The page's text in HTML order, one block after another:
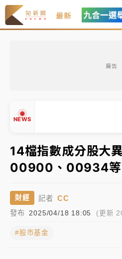
最新
廣告
NEWS
中信慈善基金會想增加董事人
駁 理由曝光
故宮《龍藏經》特展第2檔
周六起展出延長至晚上7時
台東農業處長涉圖利渡假村
父親節泡湯了！中颱白海豚
雨熱區曝
14檔指數成分股大
00900、00934等
財經 記者 CC
發布 2025/04/18 18:05 (更新
#股市基金